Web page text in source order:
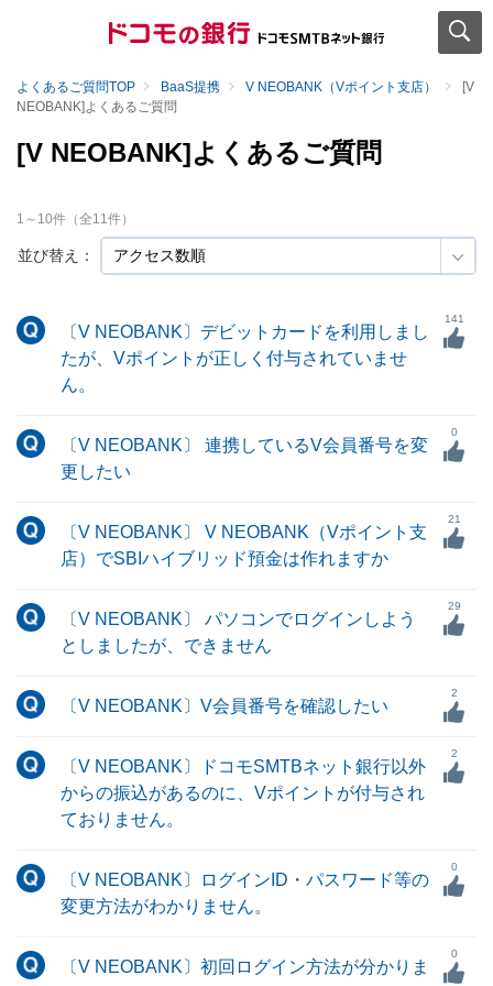
よくあるご質問TOP BaaS提携 V NEOBANK（Vポイント支店）
[V
NEOBANK]よくあるご質問
[V NEOBANK]よくあるご質問
並び替え：
1 ～ 10件（全11件）
〔V NEOBANK〕デビットカードを利用しまし
たが、Vポイントが正しく付与されていませ
ん。
141
〔V NEOBANK〕 連携しているV会員番号を変
更したい
0
〔V NEOBANK〕 V NEOBANK（Vポイント支
店）でSBIハイブリッド預金は作れますか
21
〔V NEOBANK〕 パソコンでログインしよう
としましたが、できません
29
〔V NEOBANK〕V会員番号を確認したい
2
〔V NEOBANK〕ドコモSMTBネット銀行以外
からの振込があるのに、Vポイントが付与され
ておりません。
2
〔V NEOBANK〕ログインID・パスワード等の
変更方法がわかりません。
0
〔V NEOBANK〕初回ログイン方法が分かりま
0